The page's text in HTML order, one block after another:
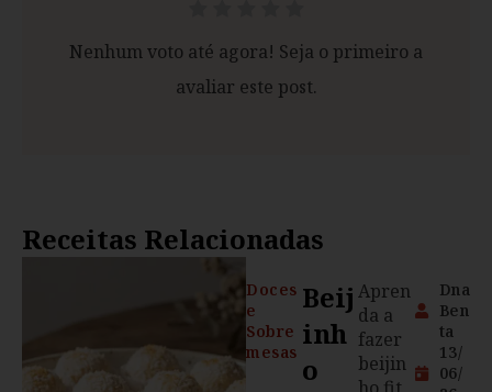
Nenhum voto até agora! Seja o primeiro a
avaliar este post.
Receitas Relacionadas
Doces
e
Sobre
mesas
Beij
Inh
O
Apren
da a
fazer
beijin
Dna
Ben
ta
13/
06/